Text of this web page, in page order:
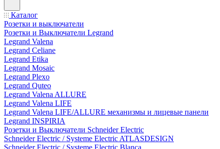
Каталог
Розетки и выключатели
Розетки и Выключатели Legrand
Legrand Valena
Legrand Celiane
Legrand Etika
Legrand Mosaic
Legrand Plexo
Legrand Quteo
Legrand Valena ALLURE
Legrand Valena LIFE
Legrand Valena LIFE/ALLURE механизмы и лицевые панели
Legrand INSPIRIA
Розетки и Выключатели Schneider Electric
Schneider Electric / Systeme Electric ATLASDESIGN
Schneider Electric / Systeme Electric Blanca